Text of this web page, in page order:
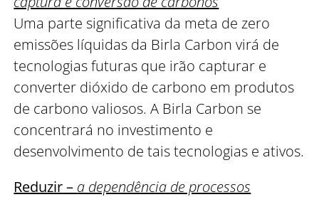
Uma parte significativa da meta de zero
emissões líquidas da Birla Carbon virá de
tecnologias futuras que irão capturar e
converter dióxido de carbono em produtos
de carbono valiosos. A Birla Carbon se
concentrará no investimento e
desenvolvimento de tais tecnologias e ativos.
Reduzir – a dependência de processos